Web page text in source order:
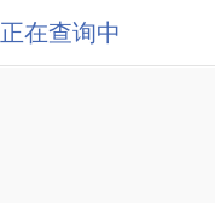
正在查询中